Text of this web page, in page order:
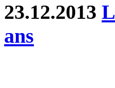
23.12.2013
ans